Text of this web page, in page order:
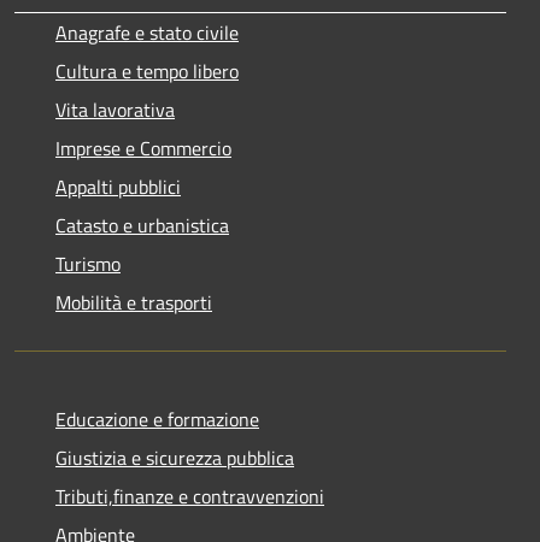
Anagrafe e stato civile
Cultura e tempo libero
Vita lavorativa
Imprese e Commercio
Appalti pubblici
Catasto e urbanistica
Turismo
Mobilità e trasporti
Educazione e formazione
Giustizia e sicurezza pubblica
Tributi,finanze e contravvenzioni
Ambiente